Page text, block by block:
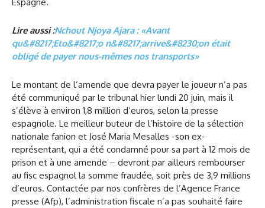
Espagne.
Lire aussi :Nchout Njoya Ajara : «Avant
qu&#8217;Eto&#8217;o n&#8217;arrive&#8230;on était
obligé de payer nous-mêmes nos transports»
Le montant de l’amende que devra payer le joueur n’a pas
été communiqué par le tribunal hier lundi 20 juin, mais il
s’élève à environ 1,8 million d’euros, selon la presse
espagnole. Le meilleur buteur de l’histoire de la sélection
nationale fanion et José Maria Mesalles -son ex-
représentant, qui a été condamné pour sa part à 12 mois de
prison et à une amende – devront par ailleurs rembourser
au fisc espagnol la somme fraudée, soit près de 3,9 millions
d’euros. Contactée par nos confrères de l’Agence France
presse (Afp), l’administration fiscale n’a pas souhaité faire